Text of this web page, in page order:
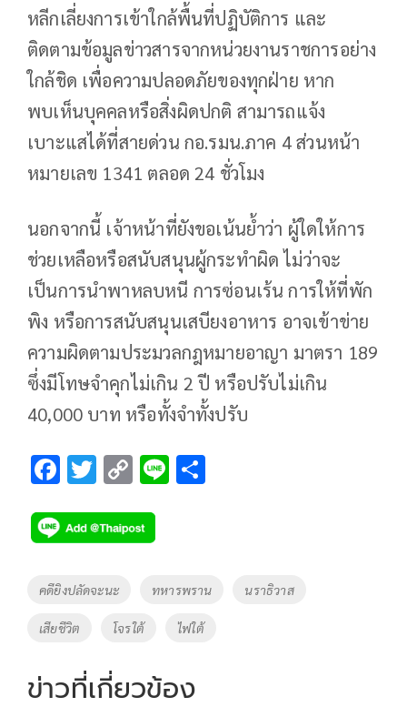
หลีกเลี่ยงการเข้าใกล้พื้นที่ปฏิบัติการ และ
ติดตามข้อมูลข่าวสารจากหน่วยงานราชการอย่าง
ใกล้ชิด เพื่อความปลอดภัยของทุกฝ่าย หาก
พบเห็นบุคคลหรือสิ่งผิดปกติ สามารถแจ้ง
เบาะแสได้ที่สายด่วน กอ.รมน.ภาค 4 ส่วนหน้า
หมายเลข 1341 ตลอด 24 ชั่วโมง
นอกจากนี้ เจ้าหน้าที่ยังขอเน้นย้ำว่า ผู้ใดให้การ
ช่วยเหลือหรือสนับสนุนผู้กระทำผิด ไม่ว่าจะ
เป็นการนำพาหลบหนี การซ่อนเร้น การให้ที่พัก
พิง หรือการสนับสนุนเสบียงอาหาร อาจเข้าข่าย
ความผิดตามประมวลกฎหมายอาญา มาตรา 189
ซึ่งมีโทษจำคุกไม่เกิน 2 ปี หรือปรับไม่เกิน
40,000 บาท หรือทั้งจำทั้งปรับ
F
e
b
o
o
k
T
tt
er
C
p
y
Li
n
k
Li
Tags
คดียิงปลัดจะนะ ทหารพราน นราธิวาส
เสียชีวิต โจรใต้ ไฟใต้
ข่าวที่เกี่ยวข้อง